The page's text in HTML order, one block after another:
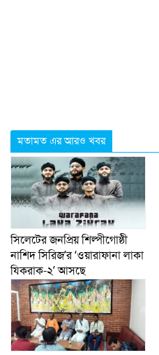
মতামত এর আরও খবর
সিলেটের জনপ্রিয় শিল্পীগোষ্ঠী
নাশিদ সিরিজ’র ‘ওয়ারাফানা লাকা
যিকরাক-২’ আসছে